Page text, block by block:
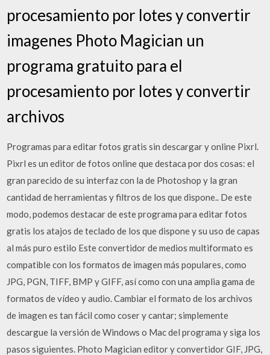
procesamiento por lotes y convertir
imagenes Photo Magician un
programa gratuito para el
procesamiento por lotes y convertir
archivos
Programas para editar fotos gratis sin descargar y online Pixrl.
Pixrl es un editor de fotos online que destaca por dos cosas: el
gran parecido de su interfaz con la de Photoshop y la gran
cantidad de herramientas y filtros de los que dispone.. De este
modo, podemos destacar de este programa para editar fotos
gratis los atajos de teclado de los que dispone y su uso de capas
al más puro estilo Este convertidor de medios multiformato es
compatible con los formatos de imagen más populares, como
JPG, PGN, TIFF, BMP y GIFF, así como con una amplia gama de
formatos de vídeo y audio. Cambiar el formato de los archivos
de imagen es tan fácil como coser y cantar; simplemente
descargue la versión de Windows o Mac del programa y siga los
pasos siguientes. Photo Magician editor y convertidor GIF, JPG,